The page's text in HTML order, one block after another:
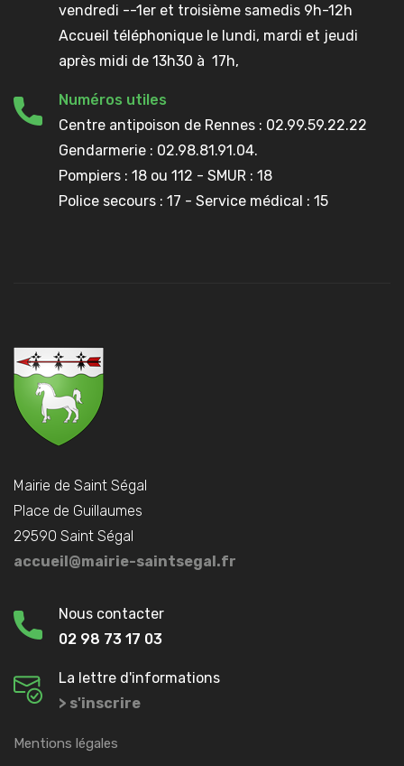
vendredi --1er et troisième samedis 9h-12h
Accueil téléphonique le lundi, mardi et jeudi
après midi de 13h30 à 17h,
Numéros utiles
Centre antipoison de Rennes : 02.99.59.22.22
Gendarmerie : 02.98.81.91.04.
Pompiers : 18 ou 112 - SMUR : 18
Police secours : 17 - Service médical : 15
Mairie de Saint Ségal
Place de Guillaumes
29590 Saint Ségal
accueil@mairie-saintsegal.fr
Nous contacter
02 98 73 17 03
La lettre d'informations
> s'inscrire
Mentions légales